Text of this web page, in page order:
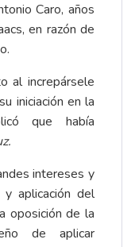
Caro, años
en razón de
al increpársele
iniciación en la
que había
intereses y
aplicación del
oposición de la
de aplicar